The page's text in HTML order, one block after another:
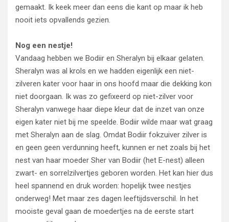
gemaakt. Ik keek meer dan eens die kant op maar ik heb
nooit iets opvallends gezien.
Nog een nestje!
Vandaag hebben we Bodiir en Sheralyn bij elkaar gelaten.
Sheralyn was al krols en we hadden eigenlijk een niet-
zilveren kater voor haar in ons hoofd maar die dekking kon
niet doorgaan. Ik was zo gefixeerd op niet-zilver voor
Sheralyn vanwege haar diepe kleur dat de inzet van onze
eigen kater niet bij me speelde. Bodiir wilde maar wat graag
met Sheralyn aan de slag. Omdat Bodiir fokzuiver zilver is
en geen geen verdunning heeft, kunnen er net zoals bij het
nest van haar moeder Sher van Bodiir (het E-nest) alleen
zwart- en sorrelzilvertjes geboren worden. Het kan hier dus
heel spannend en druk worden: hopelijk twee nestjes
onderweg! Met maar zes dagen leeftijdsverschil. In het
mooiste geval gaan de moedertjes na de eerste start